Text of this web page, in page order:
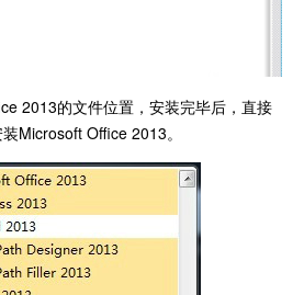
2013的文件位置，安装完毕后，直接
Microsoft Office 2013。